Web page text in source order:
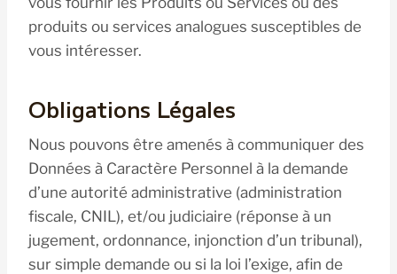
produits ou services analogues susceptibles de
vous intéresser.
Obligations Légales
Nous pouvons être amenés à communiquer des
Données à Caractère Personnel à la demande
d’une autorité administrative (administration
fiscale, CNIL), et/ou judiciaire (réponse à un
jugement, ordonnance, injonction d’un tribunal),
sur simple demande ou si la loi l’exige, afin de